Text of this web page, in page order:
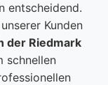
entscheidend.
Kunden
der Riedmark
schnellen